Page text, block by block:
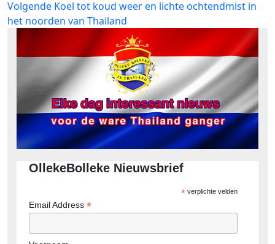
Volgende Volgend
bericht:
Koel tot koud weer en lichte ochtendmist in
het noorden van Thailand
OllekeBolleke Nieuwsbrief
*verplichte velden
Email Address *